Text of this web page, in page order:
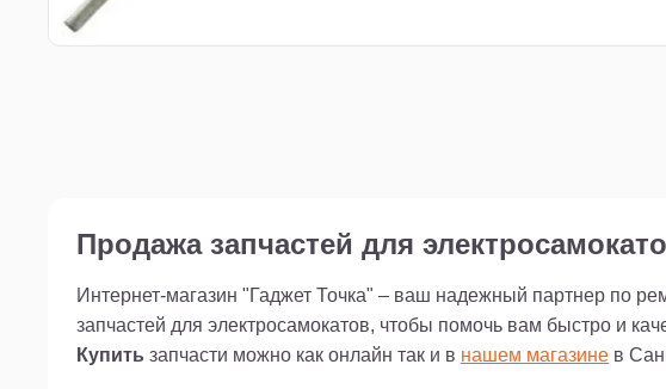
Продажа запчастей для
Интернет-магазин "Гаджет Точка" – ваш надежный партнер по
запчастей для электросамокатов, чтобы помочь вам быстро и
Купить запчасти можно как онлайн так и в нашем магазине в